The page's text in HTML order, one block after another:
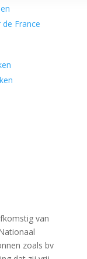
France
van
zoals bv